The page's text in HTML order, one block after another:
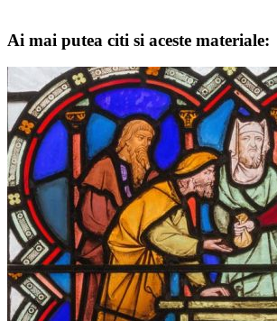
Ai mai putea citi si aceste materiale: